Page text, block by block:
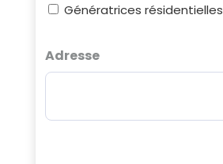
Génératrices résidentielles
Adresse